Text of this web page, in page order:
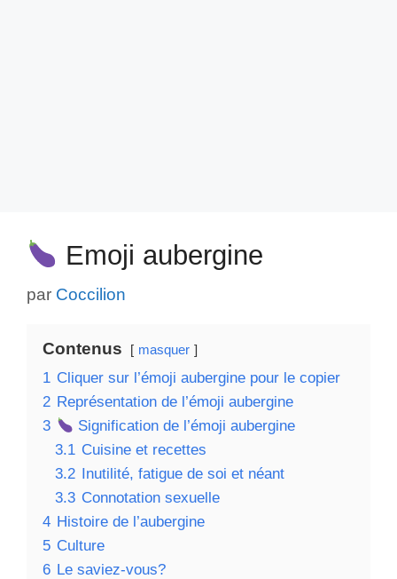
Emoji aubergine
par Coccilion
Contenus masquer
1 Cliquer sur l’émoji aubergine pour le copier
2 Représentation de l’émoji aubergine
3
Signification de l’émoji aubergine
3.1 Cuisine et recettes
3.2 Inutilité, fatigue de soi et néant
3.3 Connotation sexuelle
4 Histoire de l’aubergine
5 Culture
6 Le saviez-vous?